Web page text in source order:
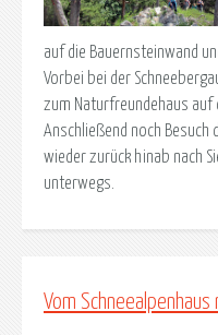
auf die Bauernsteinwand
Vorbei bei der
zum Naturfreundehaus auf
Anschließend noch
wieder zurück hinab nach
unterwegs.
Vom